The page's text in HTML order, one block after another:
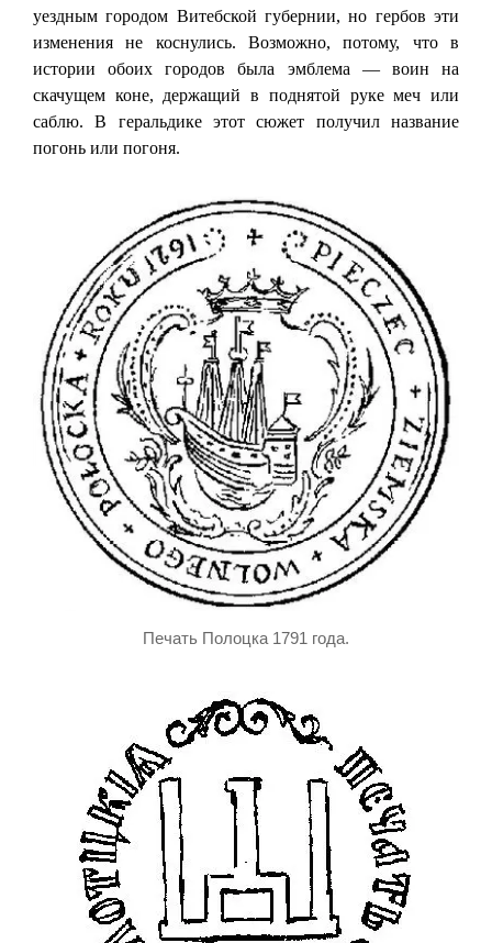
уездным городом Витебской губернии, но гербов эти
изменения не коснулись. Возможно, потому, что в
истории обоих городов была эмблема — воин на
скачущем коне, держащий в поднятой руке меч или
саблю. В геральдике этот сюжет получил название
погонь или погоня.
Печать Полоцка 1791 года.